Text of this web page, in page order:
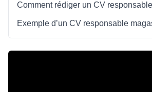
Comment rédiger un CV
Exemple d’un CV responsable